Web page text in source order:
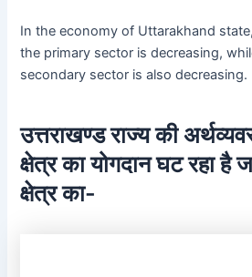
In the economy of Uttarakhand
the primary sector is decreasing,
secondary sector is also decreasing.
उत्तराखण्ड राज्य की
क्षेत्र का योगदान घट रहा है
क्षेत्र का-